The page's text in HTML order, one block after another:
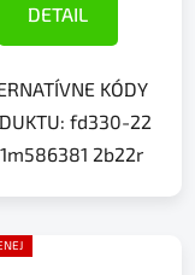
DETAIL
KÓDY
fd330-22
2b22r